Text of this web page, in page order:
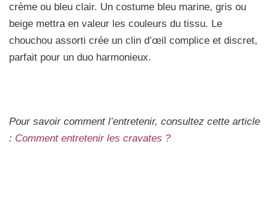
crème ou bleu clair. Un costume bleu marine, gris ou
beige mettra en valeur les couleurs du tissu. Le
chouchou assorti crée un clin d’œil complice et discret,
parfait pour un duo harmonieux.
Pour savoir comment l’entretenir, consultez cette article
: Comment entretenir les cravates ?